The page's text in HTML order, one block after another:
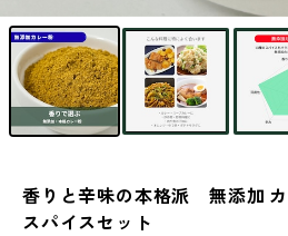
香りと辛味の本格派 無添加
スパイスセット